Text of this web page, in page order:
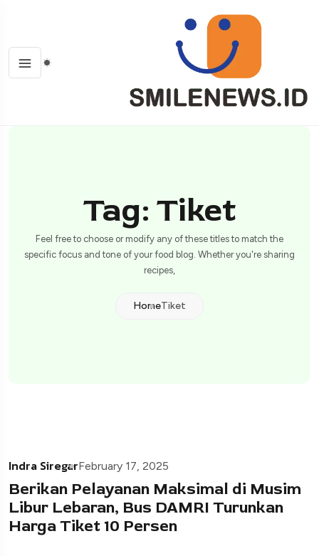
Tag: Tiket
Feel free to choose or modify any of these titles to match the
specific focus and tone of your food blog. Whether you're sharing
recipes,
HomeTiket
Indra SiregarFebruary 17, 2025
Berikan Pelayanan Maksimal di Musim
Libur Lebaran, Bus DAMRI Turunkan
Harga Tiket 10 Persen